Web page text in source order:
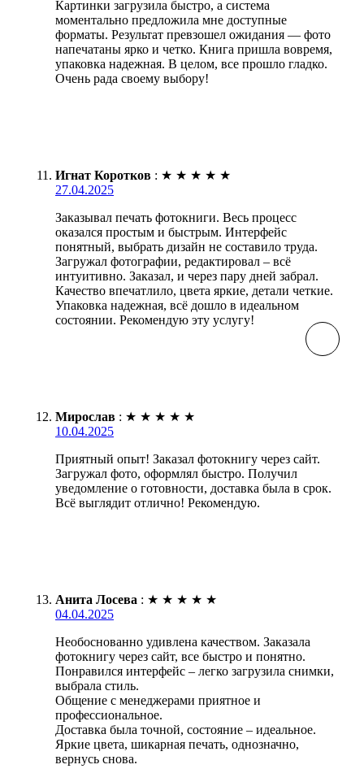
Картинки загрузила быстро, а система
моментально предложила мне доступные
форматы. Результат превзошел ожидания — фото
напечатаны ярко и четко. Книга пришла вовремя,
упаковка надежная. В целом, все прошло гладко.
Очень рада своему выбору!
Игнат Коротков : ★ ★ ★ ★ ★
27.04.2025
Заказывал печать фотокниги. Весь процесс
оказался простым и быстрым. Интерфейс
понятный, выбрать дизайн не составило труда.
Загружал фотографии, редактировал – всё
интуитивно. Заказал, и через пару дней забрал.
Качество впечатлило, цвета яркие, детали четкие.
Упаковка надежная, всё дошло в идеальном
состоянии. Рекомендую эту услугу!
Мирослав : ★ ★ ★ ★ ★
10.04.2025
Приятный опыт! Заказал фотокнигу через сайт.
Загружал фото, оформлял быстро. Получил
уведомление о готовности, доставка была в срок.
Всё выглядит отлично! Рекомендую.
Анита Лосева : ★ ★ ★ ★ ★
04.04.2025
Необоснованно удивлена качеством. Заказала
фотокнигу через сайт, все быстро и понятно.
Понравился интерфейс – легко загрузила снимки,
выбрала стиль.
Общение с менеджерами приятное и
профессиональное.
Доставка была точной, состояние – идеальное.
Яркие цвета, шикарная печать, однозначно,
вернусь снова.